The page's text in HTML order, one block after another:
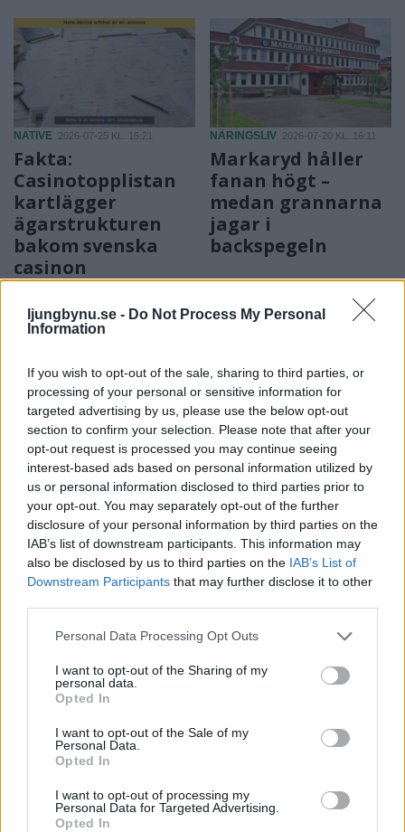
ljungbynu.se - Do Not Process My Personal
Information
If you wish to opt-out of the sale, sharing to third parties, or
processing of your personal or sensitive information for
targeted advertising by us, please use the below opt-out
section to confirm your selection. Please note that after your
opt-out request is processed you may continue seeing
interest-based ads based on personal information utilized by
us or personal information disclosed to third parties prior to
your opt-out. You may separately opt-out of the further
disclosure of your personal information by third parties on the
IAB’s list of downstream participants. This information may
also be disclosed by us to third parties on the IAB’s List of
Downstream Participants that may further disclose it to other
Personal Data Processing Opt Outs
I want to opt-out of the Sharing of my
personal data.
Opted In
I want to opt-out of the Sale of my
Personal Data.
Opted In
I want to opt-out of processing my
Personal Data for Targeted Advertising.
Opted In
NATIVE 2026-07-25 KL. 15:21
Fakta:
Casinotopplistan
kartlägger
ägarstrukturen
bakom svenska
casinon
NÄRINGSLIV 2026-07-20 KL. 16:11
Markaryd håller
fanan högt –
medan grannarna
jagar i
backspegeln
NYHETER 2026-07-10 KL. 06:00
Anette: "Nu vill alla göra mitt
rabarberbubbel"